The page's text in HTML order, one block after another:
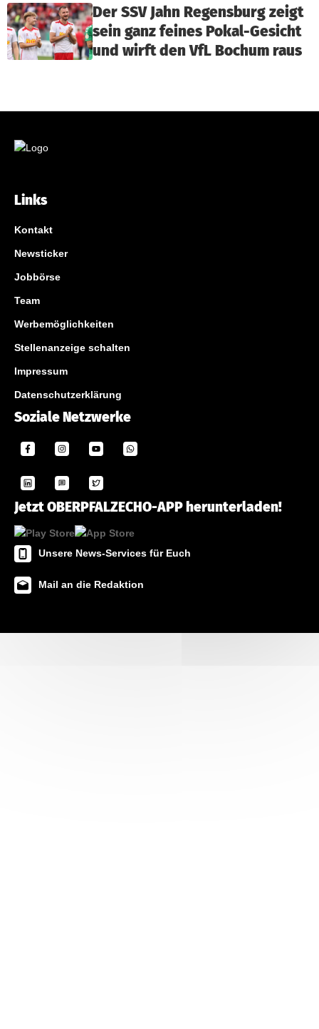
Der SSV Jahn Regensburg zeigt
sein ganz feines Pokal-Gesicht
und wirft den VfL Bochum raus
Links
Kontakt
Newsticker
Jobbörse
Team
Werbemöglichkeiten
Stellenanzeige schalten
Impressum
Datenschutzerklärung
Soziale Netzwerke
Jetzt OBERPFALZECHO-APP herunterladen!
Unsere News-Services für Euch
Mail an die Redaktion